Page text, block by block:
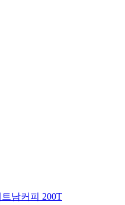
남커피 200T